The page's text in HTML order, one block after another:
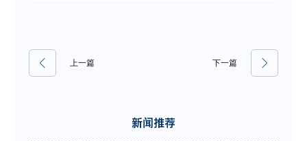
上一篇 下一篇
新闻推荐